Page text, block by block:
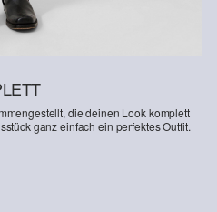
die deinen Look komplett
ganz einfach ein perfektes Outfit.